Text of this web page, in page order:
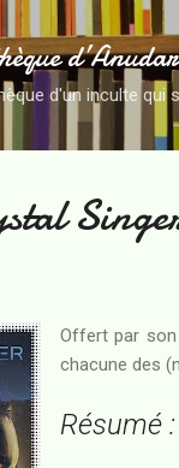
d’Anudar
d'un inculte qui
Offert par
chacune des
Résumé :